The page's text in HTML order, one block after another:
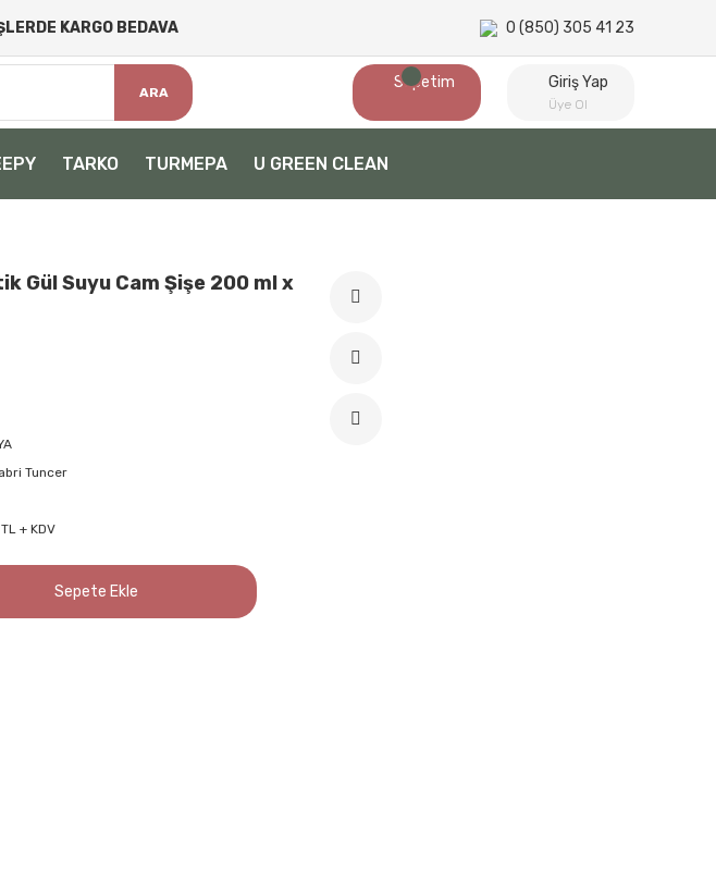
KARGO BEDAVA 0 (850) 305 41 23
ARA
Sepetim Giriş Yap
Üye Ol
TARKO TURMEPA U GREEN CLEAN
Gül Suyu Cam Şişe 200 ml x
Tuncer
+ KDV
Sepete Ekle